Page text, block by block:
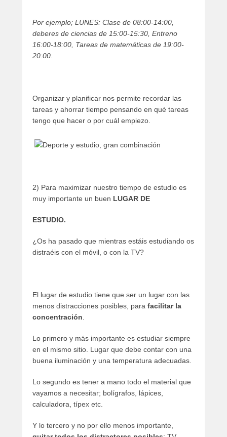
Por ejemplo; LUNES: Clase de 08:00-14:00,
deberes de ciencias de 15:00-15:30, Entreno
16:00-18:00, Tareas de matemáticas de 19:00-
20:00.
Organizar y planificar nos permite recordar las
tareas y ahorrar tiempo pensando en qué tareas
tengo que hacer o por cuál empiezo.
2) Para maximizar nuestro tiempo de estudio es
muy importante un buen LUGAR DE
ESTUDIO.
¿Os ha pasado que mientras estáis estudiando os
distraéis con el móvil, o con la TV?
El lugar de estudio tiene que ser un lugar con las
menos distracciones posibles, para facilitar la
concentración
Lo primero y más importante es estudiar siempre
en el mismo sitio. Lugar que debe contar con una
buena iluminación y una temperatura adecuadas.
Lo segundo es tener a mano todo el material que
vayamos a necesitar; bolígrafos, lápices,
calculadora, típex etc.
Y lo tercero y no por ello menos importante,